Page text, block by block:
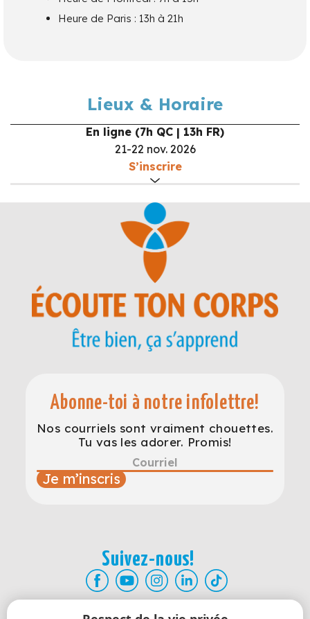
Heure de Paris : 13h à 21h
Lieux & Horaire
En ligne (7h QC | 13h FR)
21-22 nov. 2026
S’inscrire
Manon Pelletier
Ecoute Ton Corps
Téléphone : 1-800-361-3834
Courriel : info@ecoutetoncorps.com
Abonne-toi à notre infolettre!
Nos courriels sont vraiment chouettes.
Tu vas les adorer. Promis!
Je m’inscris
Suivez-nous!